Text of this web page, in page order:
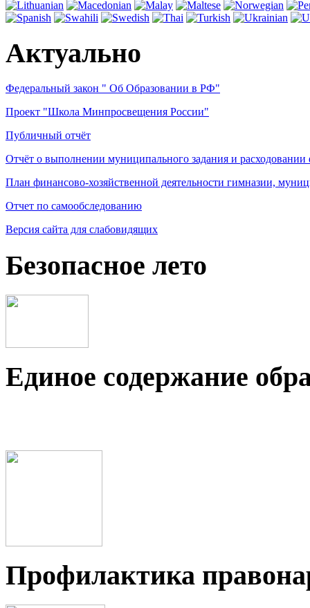
Актуально
Федеральный закон " Об Образовании в РФ"
Проект "Школа Минпросвещения России"
Публичный отчёт
Отчёт о выполнении муниципального задания и
План финансово-хозяйственной деятельности гимназии,
Отчет по самообследованию
Версия сайта для слабовидящих
Безопасное лето
Единое содержание
Профилактика